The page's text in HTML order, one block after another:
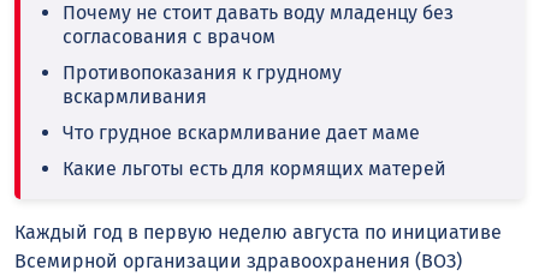
Почему не стоит давать воду младенцу без
согласования с врачом
Противопоказания к грудному
вскармливания
Что грудное вскармливание дает маме
Какие льготы есть для кормящих матерей
Каждый год в первую неделю августа по инициативе
Всемирной организации здравоохранения (ВОЗ)